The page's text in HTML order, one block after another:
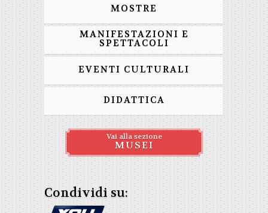
MOSTRE
MANIFESTAZIONI E
SPETTACOLI
EVENTI CULTURALI
DIDATTICA
Vai alla sezione
MUSEI
Condividi su: